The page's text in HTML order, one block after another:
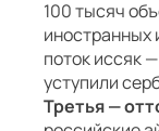
100 тысяч
иностранных
поток иссяк
уступили
Третья —